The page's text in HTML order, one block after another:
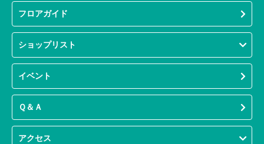
フロアガイド
ショップリスト
イベント
Ｑ＆Ａ
アクセス